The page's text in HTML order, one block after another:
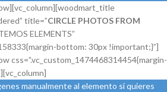
title=”CIRCLE PHOTOS FROM
ELEMENTS”
bottom: 30px !important;}”]
css=”.vc_custom_1474468314454{margin-
manualmente al elemento si quieres